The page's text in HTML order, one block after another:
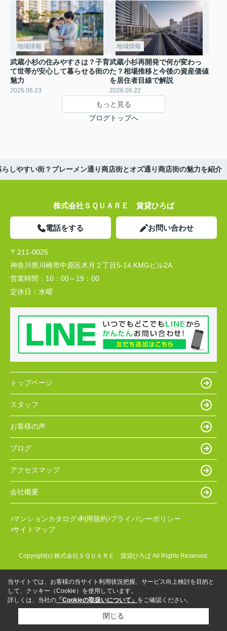
地域情報
武蔵小杉の住みやすさは？子育
て世帯が安心して暮らせる街の
魅力
2026.06.23
地域情報
武蔵小杉再開発で何が変わっ
た？相場推移と今後の資産価値
を居住者目線で解説
2026.06.22
もっと見る
ブログトップへ
らしやすい街？ブレーメン通り商店街とオズ通り商店街の魅力を紹介
株式会社ＳＱＵＡＲＥ 賃貸ひろば
電話をする お問い合わせ
〒211-0025
神奈川県川崎市中原区木月２丁目5-14 KMGビル2A
営業時間： 10：00～19：00
定休日： 水曜
トップページ
スタッフ
お客様の声
ブログ
アクセスマップ
会社概要
マンションカタログ 利用規約 プライバシーポリシー
サイトマップ
Copyright(c) 株式会社ＳＱＵＡＲＥ 賃貸ひろば All Rights Reserved.
当サイトでは、お客様の当サイト利用状況把握、サービス向上検討を目的と
して、クッキー（Cookie）を使用しています。
詳しくは、当社の 「Cookieの取扱いについて」 をご確認ください。
閉じる